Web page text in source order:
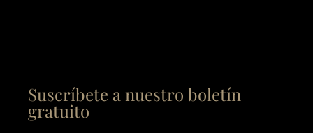
Suscríbete a nuestro boletín
gratuito